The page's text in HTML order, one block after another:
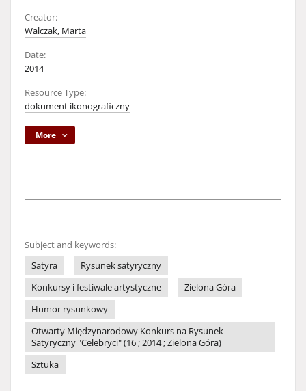
Creator:
Walczak, Marta
Date:
2014
Resource Type:
dokument ikonograficzny
More
Subject and keywords:
Satyra
Rysunek satyryczny
Konkursy i festiwale artystyczne
Zielona Góra
Humor rysunkowy
Otwarty Międzynarodowy Konkurs na Rysunek
Satyryczny "Celebryci" (16 ; 2014 ; Zielona Góra)
Sztuka